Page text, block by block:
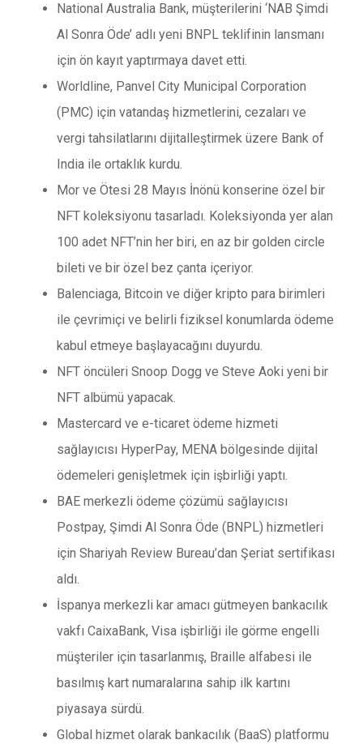
National Australia Bank, müşterilerini ‘NAB Şimdi
Al Sonra Öde’ adlı yeni BNPL teklifinin lansmanı
için ön kayıt yaptırmaya davet etti.
Worldline, Panvel City Municipal Corporation
(PMC) için vatandaş hizmetlerini, cezaları ve
vergi tahsilatlarını dijitalleştirmek üzere Bank of
India ile ortaklık kurdu.
Mor ve Ötesi 28 Mayıs İnönü konserine özel bir
NFT koleksiyonu tasarladı. Koleksiyonda yer alan
100 adet NFT’nin her biri, en az bir golden circle
bileti ve bir özel bez çanta içeriyor.
Balenciaga, Bitcoin ve diğer kripto para birimleri
ile çevrimiçi ve belirli fiziksel konumlarda ödeme
kabul etmeye başlayacağını duyurdu.
NFT öncüleri Snoop Dogg ve Steve Aoki yeni bir
NFT albümü yapacak.
Mastercard ve e-ticaret ödeme hizmeti
sağlayıcısı HyperPay, MENA bölgesinde dijital
ödemeleri genişletmek için işbirliği yaptı.
BAE merkezli ödeme çözümü sağlayıcısı
Postpay, Şimdi Al Sonra Öde (BNPL) hizmetleri
için Shariyah Review Bureau’dan Şeriat sertifikası
aldı.
İspanya merkezli kar amacı gütmeyen bankacılık
vakfı CaixaBank, Visa işbirliği ile görme engelli
müşteriler için tasarlanmış, Braille alfabesi ile
basılmış kart numaralarına sahip ilk kartını
piyasaya sürdü.
Global hizmet olarak bankacılık (BaaS) platformu